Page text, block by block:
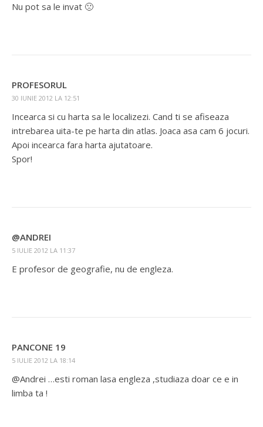
Nu pot sa le invat 🙁
PROFESORUL
30 IUNIE 2012 LA 12:51
Incearca si cu harta sa le localizezi. Cand ti se afiseaza
intrebarea uita-te pe harta din atlas. Joaca asa cam 6 jocuri.
Apoi incearca fara harta ajutatoare.
Spor!
@ANDREI
5 IULIE 2012 LA 11:37
E profesor de geografie, nu de engleza.
PANCONE 19
5 IULIE 2012 LA 18:14
@Andrei …esti roman lasa engleza ,studiaza doar ce e in
limba ta !